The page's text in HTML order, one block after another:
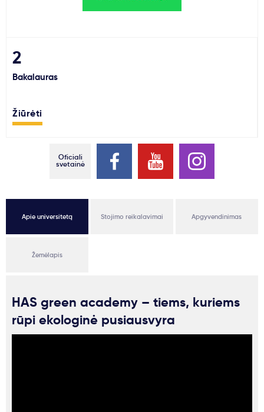
Paslaugos
Naujienos
2
Bakalauras
Žiūrėti
Oficiali
svetainė
Apie universitetą Stojimo reikalavimai Apgyvendinimas
Žemėlapis
HAS green academy – tiems, kuriems
rūpi ekologinė pusiausvyra